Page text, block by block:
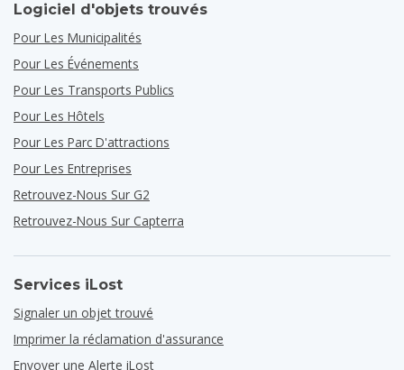
Logiciel d'objets trouvés
Pour Les Municipalités
Pour Les Événements
Pour Les Transports Publics
Pour Les Hôtels
Pour Les Parc D'attractions
Pour Les Entreprises
Retrouvez-Nous Sur G2
Retrouvez-Nous Sur Capterra
Services iLost
Signaler un objet trouvé
Imprimer la réclamation d'assurance
Envoyer une Alerte iLost